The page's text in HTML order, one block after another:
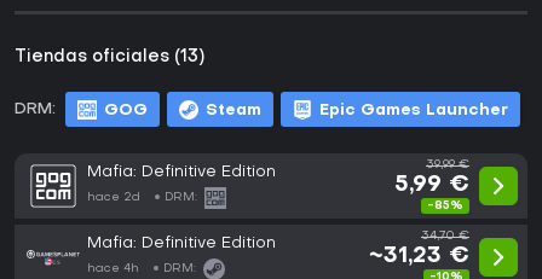
Tiendas oficiales (13)
DRM: GOG Steam Epic Games Launcher
Mafia: Definitive Edition
hace 2d DRM:
39,99 €
5,99 €
-85%
Mafia: Definitive Edition
hace 4h DRM:
34,70 €
~31,23 €